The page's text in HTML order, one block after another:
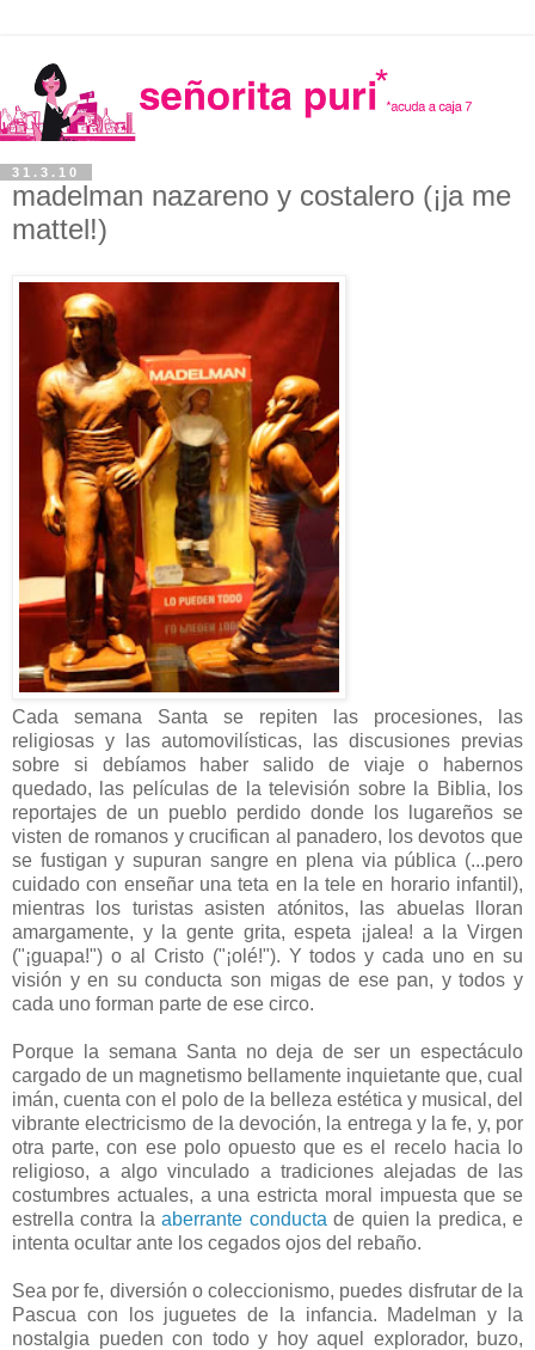
31.3.10
madelman nazareno y costalero (¡ja me
mattel!)
Cada semana Santa se repiten las procesiones, las
religiosas y las automovilísticas, las discusiones previas
sobre si debíamos haber salido de viaje o habernos
quedado, las películas de la televisión sobre la Biblia, los
reportajes de un pueblo perdido donde los lugareños se
visten de romanos y crucifican al panadero, los devotos que
se fustigan y supuran sangre en plena via pública (...pero
cuidado con enseñar una teta en la tele en horario infantil),
mientras los turistas asisten atónitos, las abuelas lloran
amargamente, y la gente grita, espeta ¡jalea! a la Virgen
("¡guapa!") o al Cristo ("¡olé!"). Y todos y cada uno en su
visión y en su conducta son migas de ese pan, y todos y
cada uno forman parte de ese circo.
Porque la semana Santa no deja de ser un espectáculo
cargado de un magnetismo bellamente inquietante que, cual
imán, cuenta con el polo de la belleza estética y musical, del
vibrante electricismo de la devoción, la entrega y la fe, y, por
otra parte, con ese polo opuesto que es el recelo hacia lo
religioso, a algo vinculado a tradiciones alejadas de las
costumbres actuales, a una estricta moral impuesta que se
estrella contra laaberrante conductade quien la predica, e
intenta ocultar ante los cegados ojos del rebaño.
Sea por fe, diversión o coleccionismo, puedes disfrutar de la
Pascua con los juguetes de la infancia. Madelman y la
nostalgia pueden con todo y hoy aquel explorador, buzo,